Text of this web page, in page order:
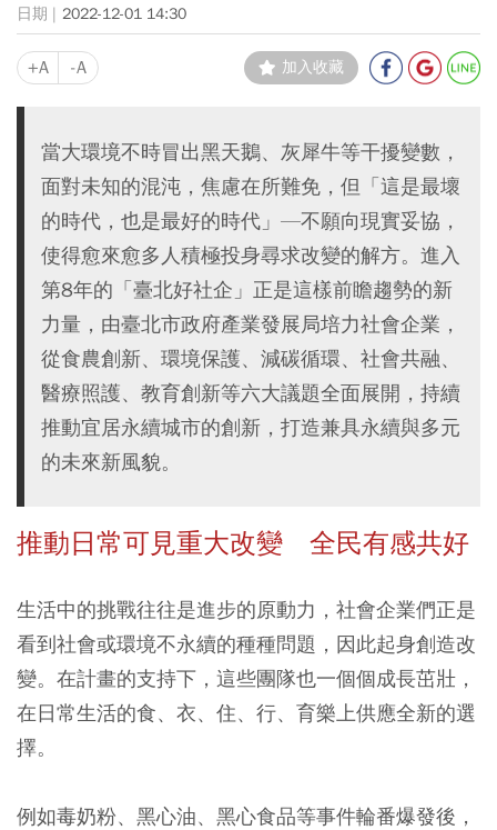
2022-12-01 14:30
+A -A 加入收藏
當大環境不時冒出黑天鵝、灰犀牛等干擾變數，
面對未知的混沌，焦慮在所難免，但「這是最壞
的時代，也是最好的時代」—不願向現實妥協，
使得愈來愈多人積極投身尋求改變的解方。進入
第8年的「臺北好社企」正是這樣前瞻趨勢的新
力量，由臺北市政府產業發展局培力社會企業，
從食農創新、環境保護、減碳循環、社會共融、
醫療照護、教育創新等六大議題全面展開，持續
推動宜居永續城市的創新，打造兼具永續與多元
的未來新風貌。
推動日常可見重大改變 全民有感共好
生活中的挑戰往往是進步的原動力，社會企業們正是
看到社會或環境不永續的種種問題，因此起身創造改
變。在計畫的支持下，這些團隊也一個個成長茁壯，
在日常生活的食、衣、住、行、育樂上供應全新的選
擇。
例如毒奶粉、黑心油、黑心食品等事件輪番爆發後，